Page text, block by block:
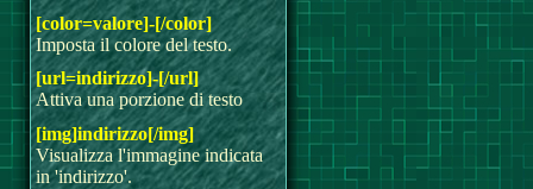
[color=valore]-[/color]
Imposta il colore del testo.
[url=indirizzo]-[/url]
Attiva una porzione di testo
[img]indirizzo[/img]
Visualizza l'immagine indicata
in 'indirizzo'.